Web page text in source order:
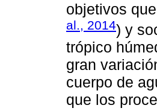
objetivos
al., 2014) y
trópico
gran
cuerpo de
que los